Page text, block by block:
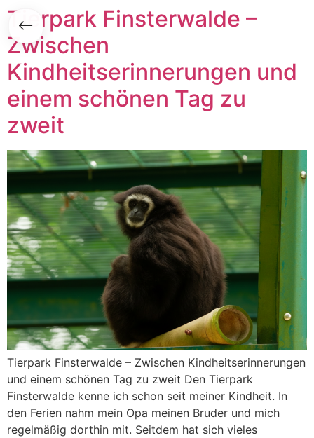
Zum
Inhalt
springen
Tierpark Finsterwalde –
Zwischen
Kindheitserinnerungen und
einem schönen Tag zu
zweit
Tierpark Finsterwalde – Zwischen Kindheitserinnerungen
und einem schönen Tag zu zweit Den Tierpark
Finsterwalde kenne ich schon seit meiner Kindheit. In
den Ferien nahm mein Opa meinen Bruder und mich
regelmäßig dorthin mit. Seitdem hat sich vieles